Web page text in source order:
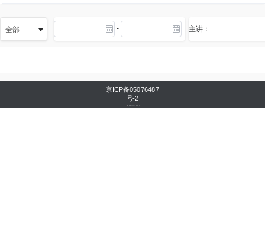
全部 - 主讲：
京ICP备05076487
号-2